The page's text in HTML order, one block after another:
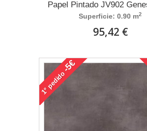
Papel Pintado JV902
Superficie: 0.90 m2
95,42 €
1°
pedido
-5€